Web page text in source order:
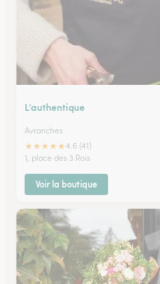
L’authentique
Avranches
★★★★★4.6 (41)
1, place des 3 Rois
Voir la boutique